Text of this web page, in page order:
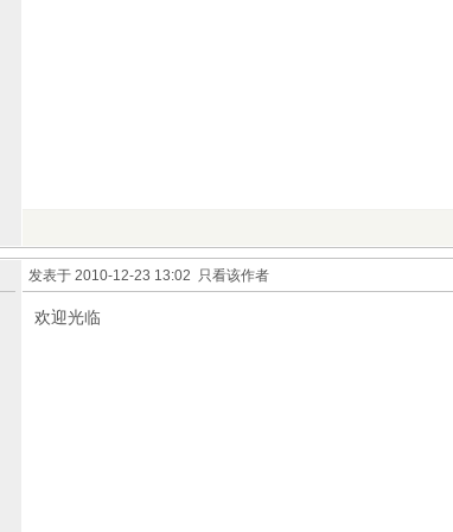
发表于 2010-12-23 13:02 只看该作者
欢迎光临